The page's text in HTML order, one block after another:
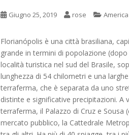
Giugno 25, 2019 rose
Florianópolis è una città brasiliana,
grande in termini di popolazione
località turistica nel sud del Brasile,
lunghezza di 54 chilometri e una
terraferma, che è separata da uno
distinte e significative precipitazioni. A
terraferma, il Palazzo di Cruz e
mercato pubblico, la Cattedrale